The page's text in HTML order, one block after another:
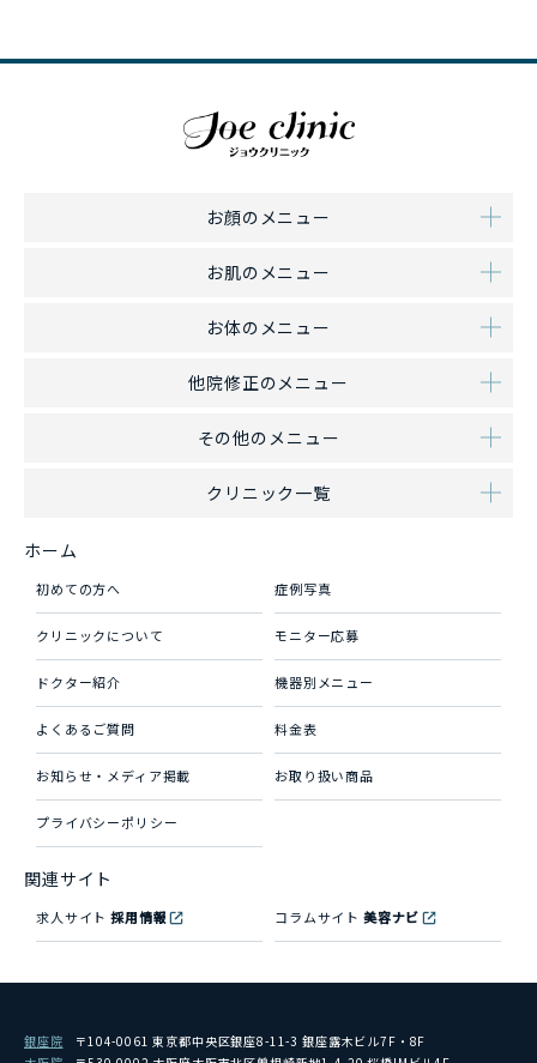
お顔のメニュー
お肌のメニュー
お体のメニュー
他院修正のメニュー
その他のメニュー
クリニック一覧
ホーム
初めての方へ 症例写真
クリニックについて モニター応募
ドクター紹介 機器別メニュー
よくあるご質問 料金表
お知らせ・メディア掲載 お取り扱い商品
プライバシーポリシー
関連サイト
求人サイト採用情報 コラムサイト 美容ナビ
銀座院
〒104-0061 東京都中央区銀座8-11-3 銀座露木ビル7F・8F